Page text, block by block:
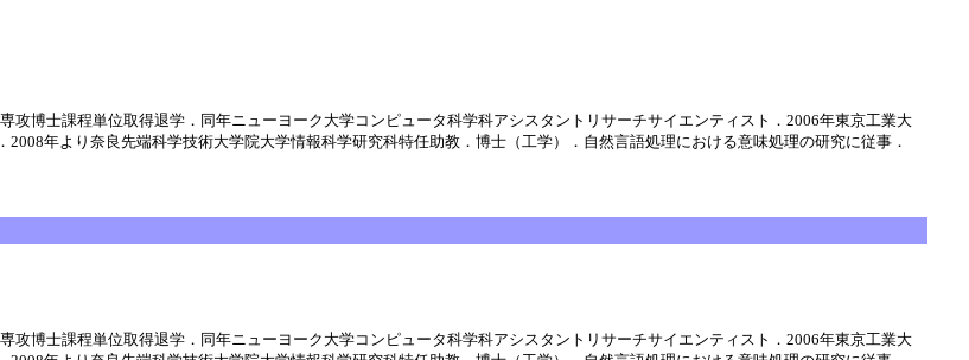
攻博士課程単位取得退学．同年ニューヨーク大学コンピュータ科学科アシスタントリサーチサイエンティスト．2006年東京工業大
年より奈良先端科学技術大学院大学情報科学研究科特任助教．博士（工学）．自然言語処理における意味処理の研究に従事．
攻博士課程単位取得退学．同年ニューヨーク大学コンピュータ科学科アシスタントリサーチサイエンティスト．2006年東京工業大